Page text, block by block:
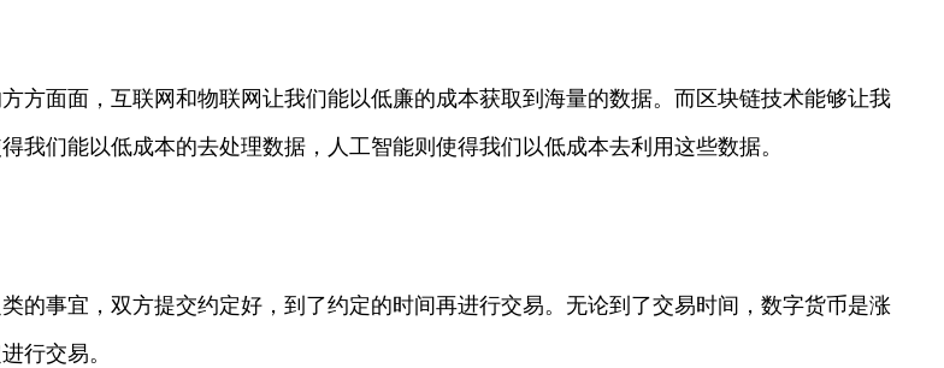
方面面，互联网和物联网让我们能以低廉的成本获取到海量的数据。而区块链技术能够让我
们能以低成本的去处理数据，人工智能则使得我们以低成本去利用这些数据。
的事宜，双方提交约定好，到了约定的时间再进行交易。无论到了交易时间，数字货币是涨
行交易。